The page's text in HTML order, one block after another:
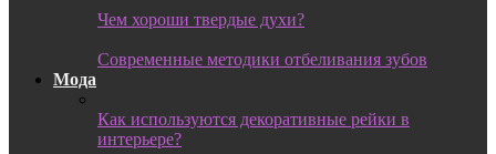
Чем хороши твердые духи?
Современные методики отбеливания зубов
Мода
Как используются декоративные рейки в
интерьере?